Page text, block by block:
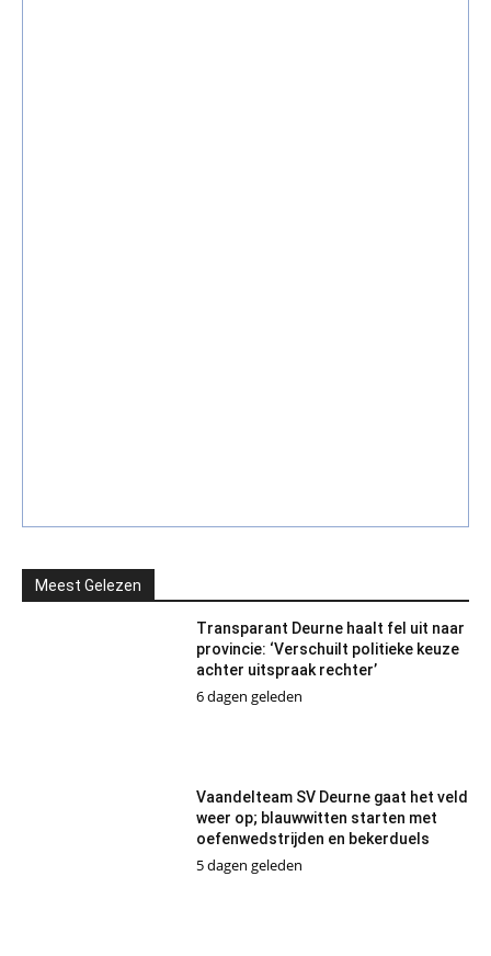
Meest Gelezen
Transparant Deurne haalt fel uit naar
provincie: ‘Verschuilt politieke keuze
achter uitspraak rechter’
6 dagen geleden
Vaandelteam SV Deurne gaat het veld
weer op; blauwwitten starten met
oefenwedstrijden en bekerduels
5 dagen geleden